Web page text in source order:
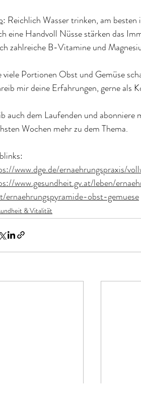
: Reichlich Wasser trinken, am
eine Handvoll Nüsse stärken das
zahlreiche B-Vitamine und
viele Portionen Obst und Gemüse
mir deine Erfahrungen, gerne als
auch dem Laufenden und abonniere
Wochen mehr zu dem Thema.
www.dge.de/ernaehrungspraxis/
www.gesundheit.gv.at/leben/
ernaehrungspyramide-obst-gemuese
& Vitalität